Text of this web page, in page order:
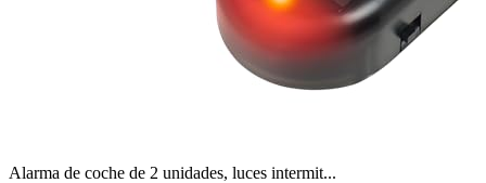
Alarma de coche de 2 unidades, luces intermit...